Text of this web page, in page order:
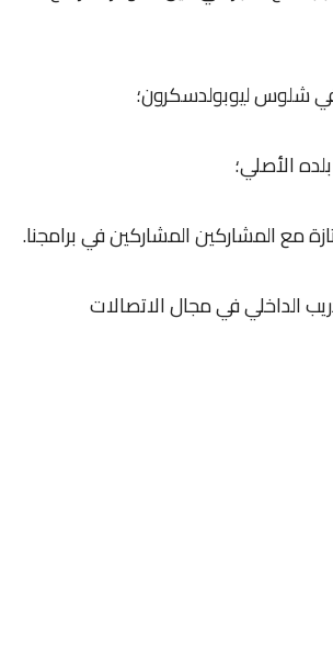
شلوس ليوبولدسكرون؛
الأصلي؛
مع المشاركين المشاركين في برامجنا.
الداخلي في مجال الاتصالات